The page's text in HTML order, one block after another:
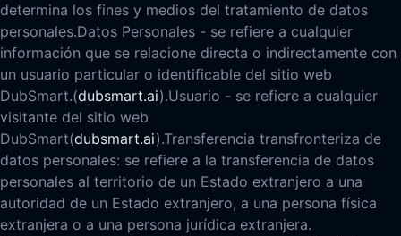
determina los fines y medios del tratamiento de datos
personales.Datos Personales - se refiere a cualquier
información que se relacione directa o indirectamente con
un usuario particular o identificable del sitio web
DubSmart.(dubsmart.ai).Usuario - se refiere a cualquier
visitante del sitio web
DubSmart(dubsmart.ai).Transferencia transfronteriza de
datos personales: se refiere a la transferencia de datos
personales al territorio de un Estado extranjero a una
autoridad de un Estado extranjero, a una persona física
extranjera o a una persona jurídica extranjera.